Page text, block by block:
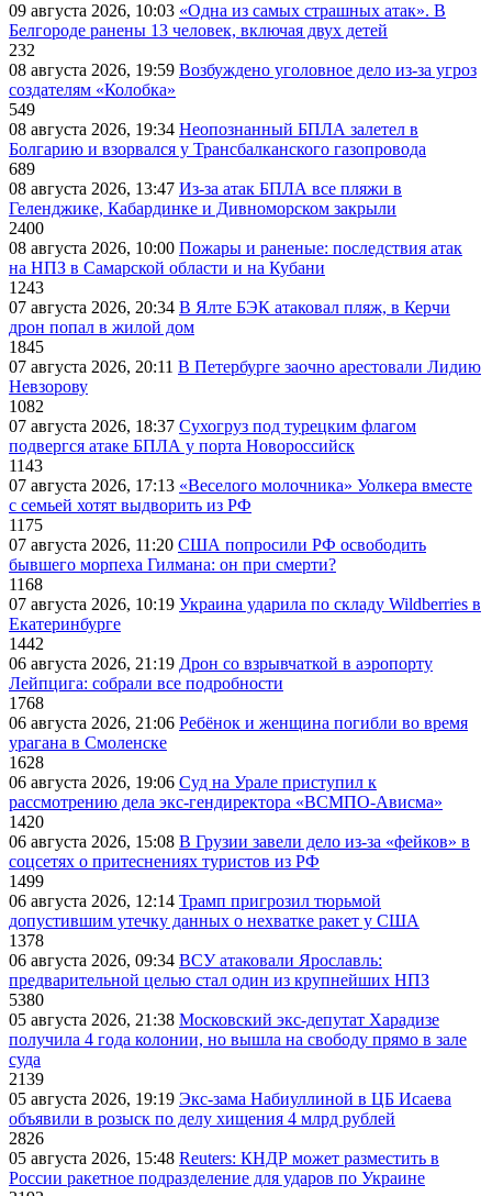
09 августа 2026, 10:03 «Одна из самых страшных атак». В
Белгороде ранены 13 человек, включая двух детей
232
08 августа 2026, 19:59 Возбуждено уголовное дело из-за угроз
создателям «Колобка»
549
08 августа 2026, 19:34 Неопознанный БПЛА залетел в
Болгарию и взорвался у Трансбалканского газопровода
689
08 августа 2026, 13:47 Из-за атак БПЛА все пляжи в
Геленджике, Кабардинке и Дивноморском закрыли
2400
08 августа 2026, 10:00 Пожары и раненые: последствия атак
на НПЗ в Самарской области и на Кубани
1243
07 августа 2026, 20:34 В Ялте БЭК атаковал пляж, в Керчи
дрон попал в жилой дом
1845
07 августа 2026, 20:11 В Петербурге заочно арестовали Лидию
Невзорову
1082
07 августа 2026, 18:37 Сухогруз под турецким флагом
подвергся атаке БПЛА у порта Новороссийск
1143
07 августа 2026, 17:13 «Веселого молочника» Уолкера вместе
с семьей хотят выдворить из РФ
1175
07 августа 2026, 11:20 США попросили РФ освободить
бывшего морпеха Гилмана: он при смерти?
1168
07 августа 2026, 10:19 Украина ударила по складу Wildberries в
Екатеринбурге
1442
06 августа 2026, 21:19 Дрон со взрывчаткой в аэропорту
Лейпцига: собрали все подробности
1768
06 августа 2026, 21:06 Ребёнок и женщина погибли во время
урагана в Смоленске
1628
06 августа 2026, 19:06 Суд на Урале приступил к
рассмотрению дела экс-гендиректора «ВСМПО-Ависма»
1420
06 августа 2026, 15:08 В Грузии завели дело из-за «фейков» в
соцсетях о притеснениях туристов из РФ
1499
06 августа 2026, 12:14 Трамп пригрозил тюрьмой
допустившим утечку данных о нехватке ракет у США
1378
06 августа 2026, 09:34 ВСУ атаковали Ярославль:
предварительной целью стал один из крупнейших НПЗ
5380
05 августа 2026, 21:38 Московский экс-депутат Харадизе
получила 4 года колонии, но вышла на свободу прямо в зале
суда
2139
05 августа 2026, 19:19 Экс-зама Набиуллиной в ЦБ Исаева
объявили в розыск по делу хищения 4 млрд рублей
2826
05 августа 2026, 15:48 Reuters: КНДР может разместить в
России ракетное подразделение для ударов по Украине